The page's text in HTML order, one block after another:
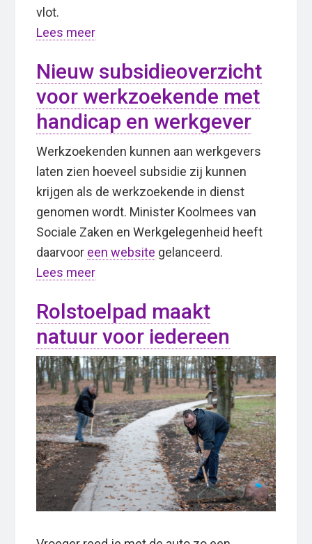
vlot.
Lees meer
Nieuw subsidieoverzicht
voor werkzoekende met
handicap en werkgever
Werkzoekenden kunnen aan werkgevers
laten zien hoeveel subsidie zij kunnen
krijgen als de werkzoekende in dienst
genomen wordt. Minister Koolmees van
Sociale Zaken en Werkgelegenheid heeft
daarvoor een website gelanceerd.
Lees meer
Rolstoelpad maakt
natuur voor iedereen